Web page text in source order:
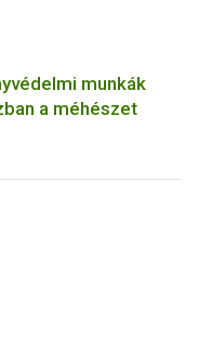
munkák
a méhészet